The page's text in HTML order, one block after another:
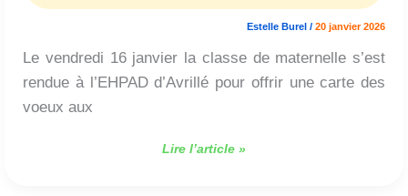
Estelle Burel / 20 janvier 2026
Le vendredi 16 janvier la classe de maternelle s’est
rendue à l’EHPAD d’Avrillé pour offrir une carte des
voeux aux
Lire l’article »